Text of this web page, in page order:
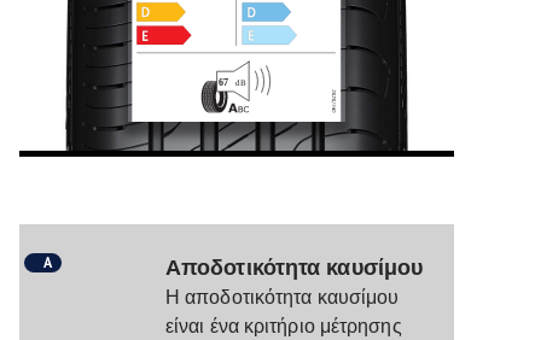
A Αποδοτικότητα καυσίμου
Η αποδοτικότητα καυσίμου
είναι ένα κριτήριο μέτρησης